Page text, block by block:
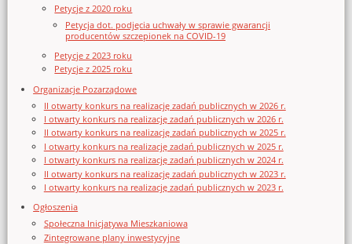
Petycje z 2020 roku
Petycja dot. podjęcia uchwały w sprawie gwarancji
producentów szczepionek na COVID-19
Petycje z 2023 roku
Petycje z 2025 roku
Organizacje Pozarządowe
II otwarty konkurs na realizację zadań publicznych w 2026 r.
I otwarty konkurs na realizację zadań publicznych w 2026 r.
II otwarty konkurs na realizację zadań publicznych w 2025 r.
I otwarty konkurs na realizację zadań publicznych w 2025 r.
I otwarty konkurs na realizację zadań publicznych w 2024 r.
II otwarty konkurs na realizację zadań publicznych w 2023 r.
I otwarty konkurs na realizację zadań publicznych w 2023 r.
Ogłoszenia
Społeczna Inicjatywa Mieszkaniowa
Zintegrowane plany inwestycyjne